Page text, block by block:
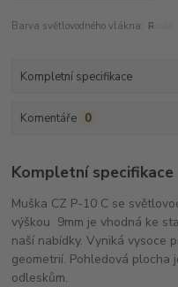
Barva světlovodného vlákna: Rudá
Kompletní specifikace
Komentáře 0
Kompletní specifikace
Muška CZ P-10 C se
výškou 9mm je vhodná ke
naší nabídky. Vyniká vysoce
geometrií. Pohledová plocha
odleskům.